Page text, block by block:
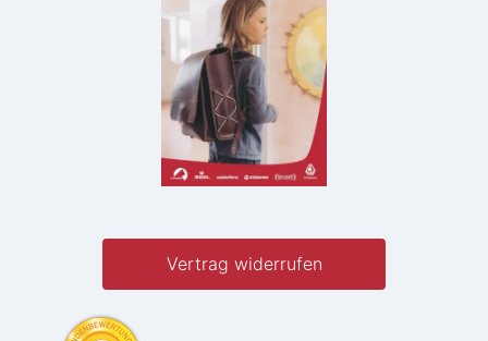
Vertrag widerrufen